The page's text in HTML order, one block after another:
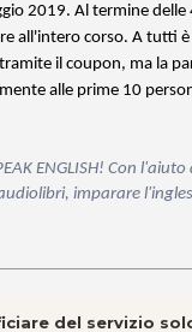
2019. Al termine delle
all'intero corso. A tutti
il coupon, ma la
alle prime 10
ENGLISH! Con
imparare
del servizio